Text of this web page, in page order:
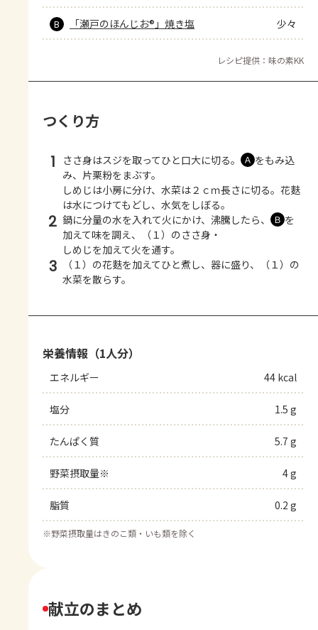
B 「瀬戸のほんじお®」焼き塩 少々
レシピ提供：味の素KK
つくり方
1 ささ身はスジを取ってひと口大に切る。 Ａ をもみ込
み、片栗粉をまぶす。
しめじは小房に分け、水菜は２ｃｍ長さに切る。花麩
は水につけてもどし、水気をしぼる。
2 鍋に分量の水を入れて火にかけ、沸騰したら、 Ｂ を
加えて味を調え、（１）のささ身・
しめじを加えて火を通す。
3
（１）の花麩を加えてひと煮し、器に盛り、（１）の
水菜を散らす。
栄養情報（1人分）
エネルギー 44 kcal
塩分 1.5 g
たんぱく質 5.7 g
野菜摂取量※ 4 g
脂質 0.2 g
※野菜摂取量はきのこ類・いも類を除く
献立のまとめ